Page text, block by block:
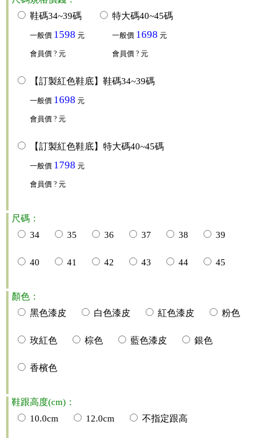
鞋碼34~39碼
一般價 1598 元
會員價 ? 元
特大碼40~45碼
一般價 1698 元
會員價 ? 元
【訂製紅色鞋底】鞋碼34~39碼
一般價 1698 元
會員價 ? 元
【訂製紅色鞋底】特大碼40~45碼
一般價 1798 元
會員價 ? 元
尺碼：
34
35 36 37 38 39
40 41 42 43 44 45
顏色：
黑色漆皮
白色漆皮 紅色漆皮 粉色
玫紅色 棕色 藍色漆皮 銀色
香檳色
鞋跟高度(cm)：
10.0cm
12.0cm 不指定跟高